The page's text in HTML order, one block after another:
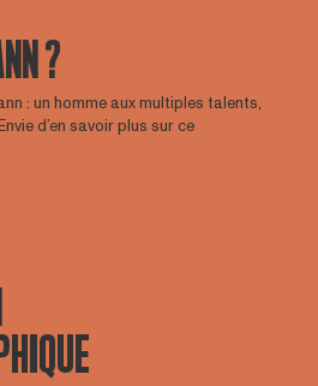
?
: un homme aux multiples talents,
d’en savoir plus sur ce